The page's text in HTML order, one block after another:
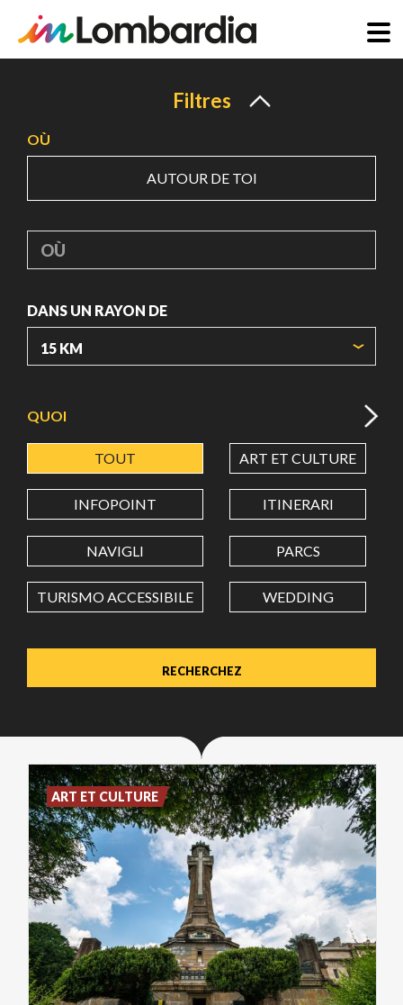
principal
Filtres
OÙ
AUTOUR DE TOI
OÙ
DANS UN RAYON DE
LATITUDE
LONGITUDE
Value in decimal degrees. Use dot (.) as decimal separator.
QUOI
TOUT ART ET CULTURE
INFOPOINT ITINERARI
NAVIGLI PARCS
TURISMO ACCESSIBILE WEDDING
ART ET CULTURE